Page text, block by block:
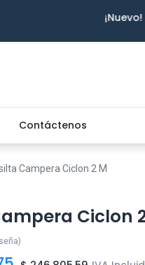
¡Nuevo!
Contáctenos
Campera Ciclon 2 M
Ciclon